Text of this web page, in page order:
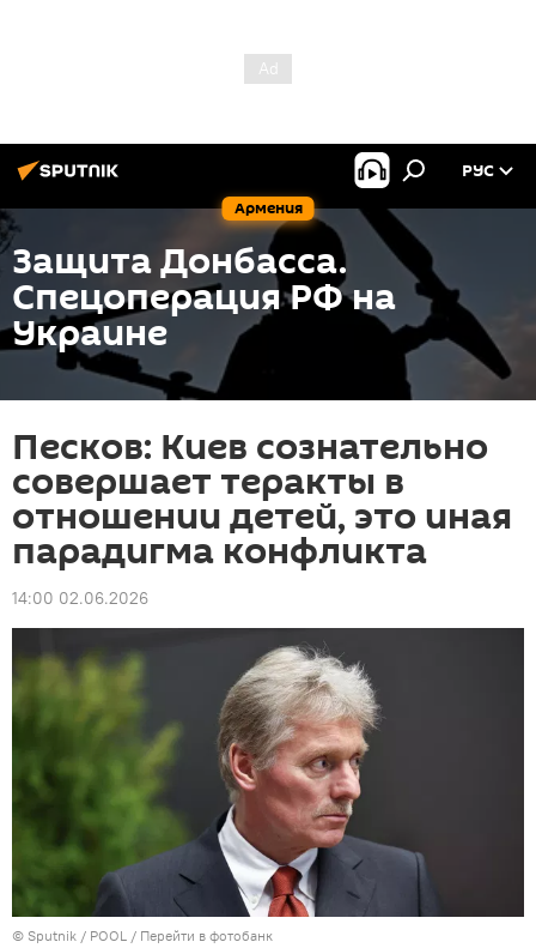
Армения
РУС
Защита Донбасса.
Спецоперация РФ на
Украине
Песков: Киев сознательно
совершает теракты в
отношении детей, это иная
парадигма конфликта
14:00 02.06.2026
© Sputnik / POOL / Перейти в фотобанк